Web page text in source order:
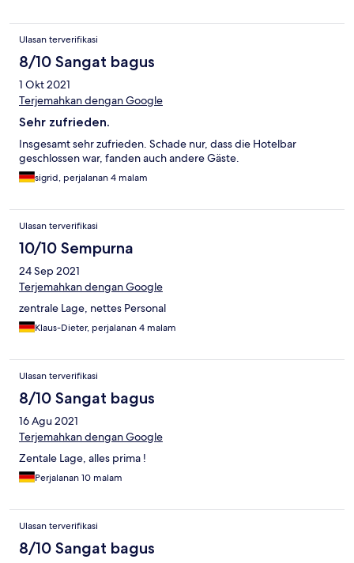
Ulasan terverifikasi
8/10 Sangat bagus
1 Okt 2021
Terjemahkan dengan Google
Sehr zufrieden.
Insgesamt sehr zufrieden. Schade nur, dass die Hotelbar
geschlossen war, fanden auch andere Gäste.
sigrid, perjalanan 4 malam
Ulasan terverifikasi
10/10 Sempurna
24 Sep 2021
Terjemahkan dengan Google
zentrale Lage, nettes Personal
Klaus-Dieter, perjalanan 4 malam
Ulasan terverifikasi
8/10 Sangat bagus
16 Agu 2021
Terjemahkan dengan Google
Zentale Lage, alles prima !
Perjalanan 10 malam
Ulasan terverifikasi
8/10 Sangat bagus